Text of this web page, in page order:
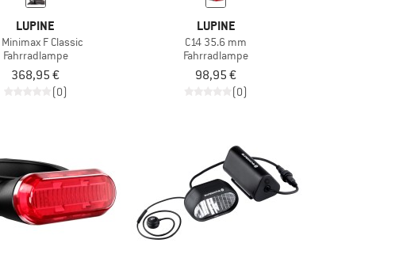
LUPINE
Minimax F Classic
Fahrradlampe
368,95 €
(0)
LUPINE
C14 35.6 mm
Fahrradlampe
98,95 €
(0)